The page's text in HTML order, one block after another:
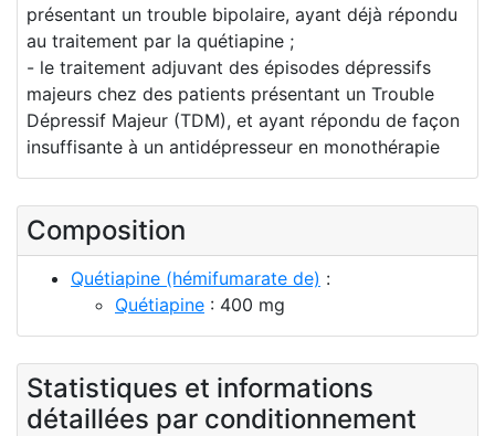
présentant un trouble bipolaire, ayant déjà répondu
au traitement par la quétiapine ;
- le traitement adjuvant des épisodes dépressifs
majeurs chez des patients présentant un Trouble
Dépressif Majeur (TDM), et ayant répondu de façon
insuffisante à un antidépresseur en monothérapie
Composition
Quétiapine (hémifumarate de) :
Quétiapine : 400 mg
Statistiques et informations
détaillées par conditionnement